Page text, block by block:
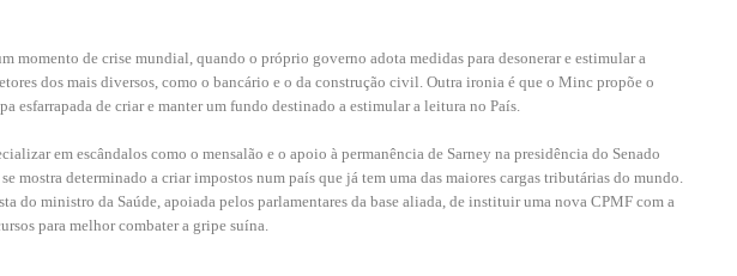
momento de crise mundial, quando o próprio governo adota medidas para desonerar e estimular a
dos mais diversos, como o bancário e o da construção civil. Outra ironia é que o Minc propõe o
esfarrapada de criar e manter um fundo destinado a estimular a leitura no País.
em escândalos como o mensalão e o apoio à permanência de Sarney na presidência do Senado
mostra determinado a criar impostos num país que já tem uma das maiores cargas tributárias do mundo.
do ministro da Saúde, apoiada pelos parlamentares da base aliada, de instituir uma nova CPMF com a
para melhor combater a gripe suína.